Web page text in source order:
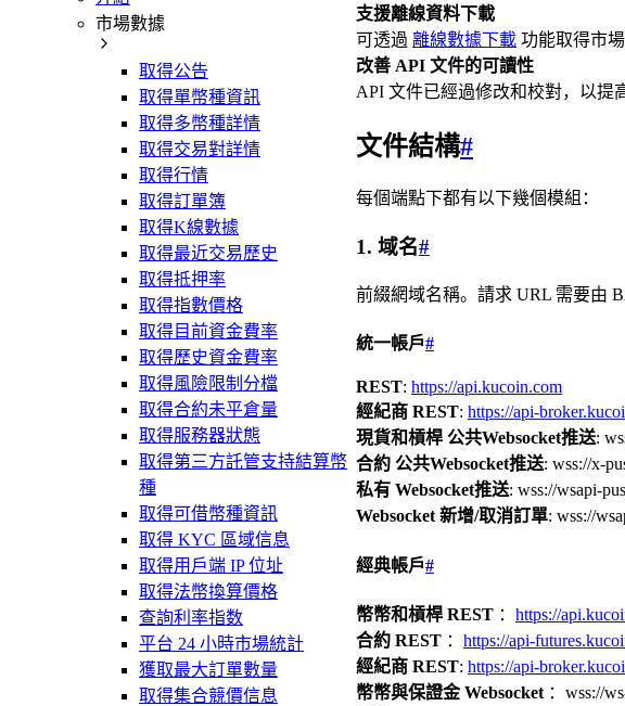
市場數據
取得公告
取得單幣種資訊
取得多幣種詳情
取得交易對詳情
取得行情
取得訂單簿
取得K線數據
取得最近交易歷史
取得抵押率
取得指數價格
取得目前資金費率
取得歷史資金費率
取得風險限制分檔
取得合約未平倉量
取得服務器狀態
取得第三方託管支持結算幣
種
取得可借幣種資訊
取得 KYC 區域信息
取得用戶端 IP 位址
取得法幣換算價格
查詢利率指数
平台 24 小時市場統計
獲取最大訂單數量
取得集合競價信息
支援離線資料下載
可透過 離線數據下載 功能取得市
改善 API 文件的可讀性
API 文件已經過修改和校對，以提
文件結構#
每個端點下都有以下幾個模組：
1. 域名#
前綴網域名稱。請求 URL 需要由
統一帳戶#
REST: https://api.kucoin.com
經紀商 REST: https://api-
現貨和槓桿 公共Websocket推送:
合約 公共Websocket推送: wss://x-
私有 Websocket推送: wss://wsapi-
Websocket 新增/取消訂單: wss://
經典帳戶#
幣幣和槓桿 REST ： https://
合約 REST ： https://api-
經紀商 REST: https://api-
幣幣與保證金 Websocket ：wss://